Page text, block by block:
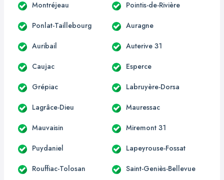
Montréjeau Pointis-de-Rivière
Ponlat-Taillebourg Auragne
Auribail Auterive 31
Caujac Esperce
Grépiac Labruyère-Dorsa
Lagrâce-Dieu Mauressac
Mauvaisin Miremont 31
Puydaniel Lapeyrouse-Fossat
Rouffiac-Tolosan Saint-Geniès-Bellevue